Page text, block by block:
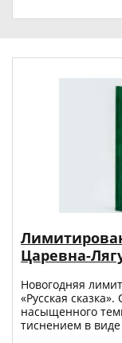
Царевна-
Новогодняя
«Русская
насыщенного
тиснением в